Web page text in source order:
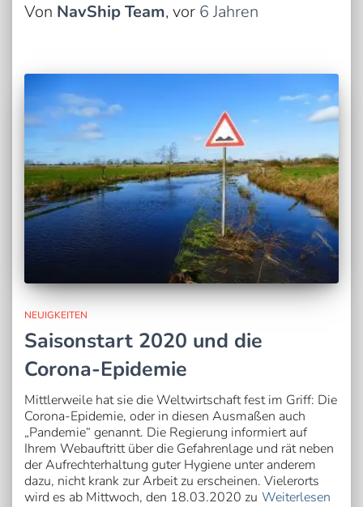
Von NavShip Team, vor 6 Jahren
NEUIGKEITEN
Saisonstart 2020 und die
Corona-Epidemie
Mittlerweile hat sie die Weltwirtschaft fest im Griff: Die
Corona-Epidemie, oder in diesen Ausmaßen auch
„Pandemie“ genannt. Die Regierung informiert auf
Ihrem Webauftritt über die Gefahrenlage und rät neben
der Aufrechterhaltung guter Hygiene unter anderem
dazu, nicht krank zur Arbeit zu erscheinen. Vielerorts
wird es ab Mittwoch, den 18.03.2020 zu Weiterlesen